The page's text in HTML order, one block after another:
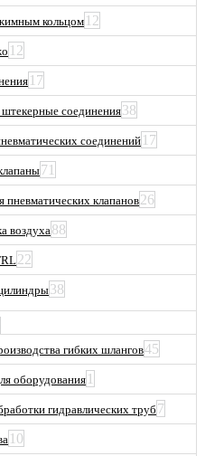
кольцом 12
12
17
соединения38
соединений17
71
пневматических клапанов26
воздуха88
22
38
гибких шлангов45
оборудования 1
гидравлических труб7
10